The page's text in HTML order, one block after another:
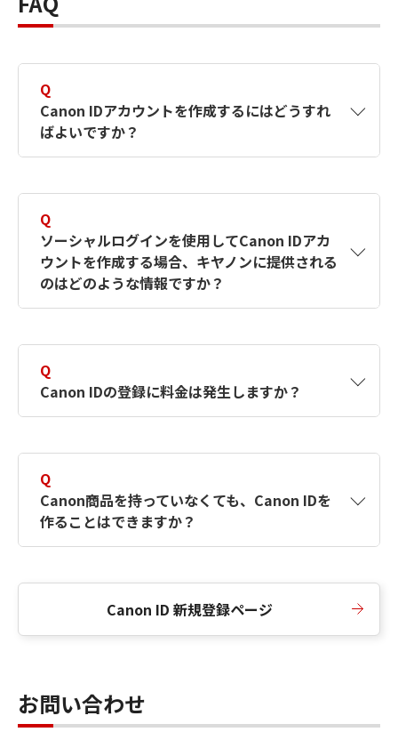
Q
Canon IDアカウントを作成するにはどうすれ
ばよいですか？
す。詳しい作成方法は【カメラ】Canon IDとは
何ですか？Canon IDの作成方法は？をご確認く
ださい。
Q
ソーシャルログインを使用してCanon IDアカ
ウントを作成する場合、キヤノンに提供される
のはどのような情報ですか？
択したサービスから取得します。アカウントを
簡単に作成できるように、この情報を使用して
Canon IDの登録フォームを入力します。
Q
Canon IDの登録に料金は発生しますか？
Q
Canon商品を持っていなくても、Canon IDを
作ることはできますか？
Canon ID 新規登録ページ
お問い合わせ